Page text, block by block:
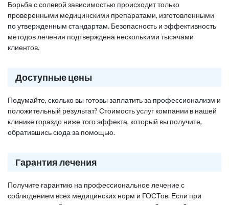
Борьба с солевой зависимостью происходит только
проверенными медицинскими препаратами, изготовленными
по утвержденным стандартам. Безопасность и эффективность
методов лечения подтверждена несколькими тысячами
клиентов.
Доступные цены
Подумайте, сколько вы готовы заплатить за профессионализм и
положительный результат? Стоимость услуг компании в нашей
клинике гораздо ниже того эффекта, который вы получите,
обратившись сюда за помощью.
Гарантия лечения
Получите гарантию на профессиональное лечение с
соблюдением всех медицинских норм и ГОСТов. Если при